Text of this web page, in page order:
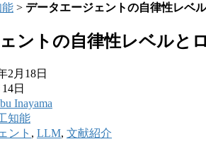
能 > データエージェントの自律性レベ
ントの自律性レベルと
2月18日
日
Inayama
知能
ント , LLM, 文献紹介